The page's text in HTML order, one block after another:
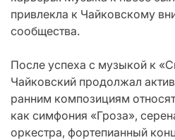
привлекла к Чайковскому
сообщества.
После успеха с музыкой к
Чайковский продолжал
ранним композициям
как симфония «Гроза»,
оркестра, фортепианный